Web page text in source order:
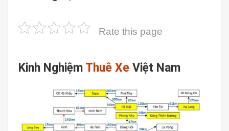
Rate this page
Kinh Nghiệm Thuê Xe Việt Nam